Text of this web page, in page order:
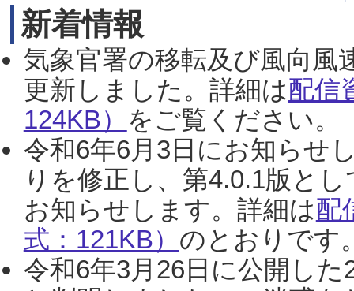
新着情報
気象官署の移転及び風向風
更新しました。詳細は配信
124KB） をご覧ください。
令和6年6月3日にお知らせ
りを修正し、第4.0.1版と
お知らせします。詳細は配
式：121KB） のとおりです
令和6年3月26日に公開し